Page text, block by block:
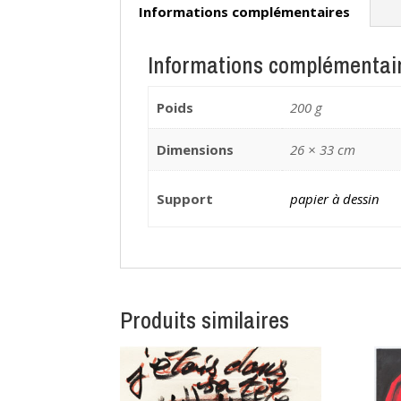
Informations complémentaires
Informations
Poids 200 g
Dimensions 26 × 33 cm
Support papier à dessin
Produits similaires